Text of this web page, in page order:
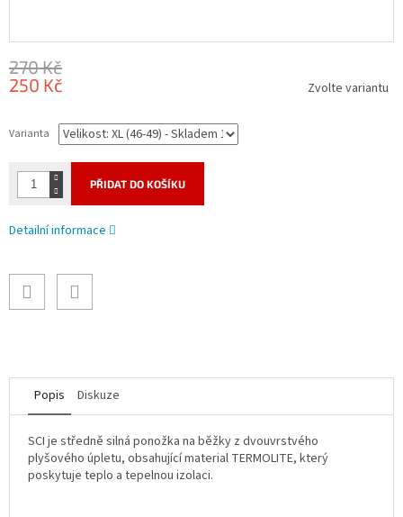
270 Kč
250 Kč
cena:
Zvolte variantu
Varianta
PŘIDAT DO KOŠÍKU
Detailní informace
Popis Diskuze
SCI je středně silná ponožka na běžky z dvouvrstvého
plyšového úpletu, obsahující material TERMOLITE, který
poskytuje teplo a tepelnou izolaci.